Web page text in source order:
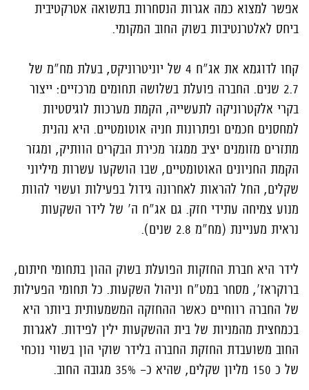
אפשר למצוא כמה אגרות הנסחרות בתשואה אטרקטיבית
ביחס לאלטרנטיבות בשוק החוב המקומי.
קחו לדוגמא את אג"ח 4 של יוניטרוניקס, בעלת מח"מ של
2.7 שנים. החברה פועלת בשלושה תחומים מרכזיים: ייצור
בקרי אלקטרוניקה לתעשייה, הקמת מערכות לוגיסטיות
למחסנים חכמים ופתרונות חניה אוטומטיים. היא נהנית
מתזרים מזומנים יציב ממגזר מכירת הבקרים הוותיק, ומגזר
הקמת החניונים האוטומטיים, שבו הושקעו עשרות מיליוני
שקלים, החל להראות לאחרונה גידול בפעילות ועשוי להוות
מנוע צמיחה עתידי חזק. גם אג"ח ה' של לידר השקעות
נראית מעניינת (מח"מ 2.8 שנים).
לידר היא חברת החזקות הפועלת בשוק ההון בתחומי חיתום,
ברוקראז', מסחר במט"ח וניהול השקעות. כל תחומי הפעילות
של החברה רווחיים כאשר ההחזקה המשמעותית ביותר היא
בכמחצית מהמניות של בית ההשקעות ילין לפידות. לאגרות
החוב משועבדת החזקת החברה בלידר שוקי הון בשווי נוכחי
של כ 150 מליון שקלים, שהיא כ- 35% מגובה החוב.